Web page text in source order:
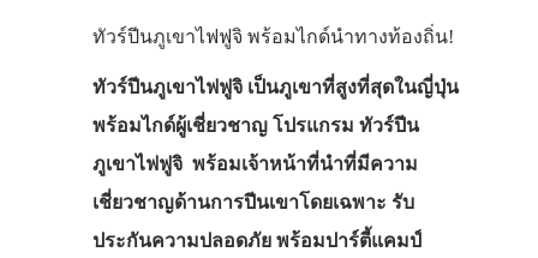
ทัวร์ปีนภูเขาไฟฟูจิ พร้อมไกด์นำทางท้องถิ่น!
ทัวร์ปีนภูเขาไฟฟูจิ เป็นภูเขาที่สูงที่สุดในญี่ปุ่น
พร้อมไกด์ผู้เชี่ยวชาญ โปรแกรม ทัวร์ปีน
ภูเขาไฟฟูจิ พร้อมเจ้าหน้าที่นำที่มีความ
เชี่ยวชาญด้านการปีนเขาโดยเฉพาะ รับ
ประกันความปลอดภัย พร้อมปาร์ตี้แคมป์